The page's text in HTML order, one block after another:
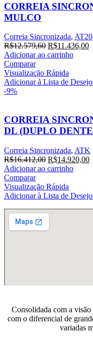
CORREIA
MULCO
Correia Sincronizada, AT20
R$12.579,60 O
preço
era:
R$12.579,60.
R$11.436,00O
Adicionar ao carrinho
Comparar
Visualização Rápida
Adicionar à Lista de
-9%
CORREIA
DL (DUPLO
Correia Sincronizada, ATK
R$16.412,00 O
preço
era:
R$16.412,00.
R$14.920,00O
Adicionar ao carrinho
Comparar
Visualização Rápida
Adicionar à Lista de
Consolidada com a
com o diferencial de
variadas